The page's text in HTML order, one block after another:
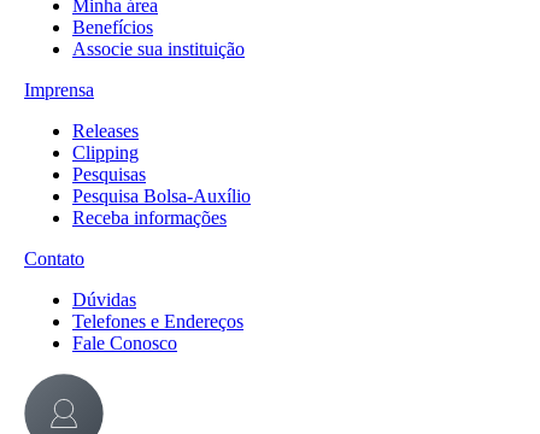
Minha área
Benefícios
Associe sua instituição
Imprensa
Releases
Clipping
Pesquisas
Pesquisa Bolsa-Auxílio
Receba informações
Contato
Dúvidas
Telefones e Endereços
Fale Conosco